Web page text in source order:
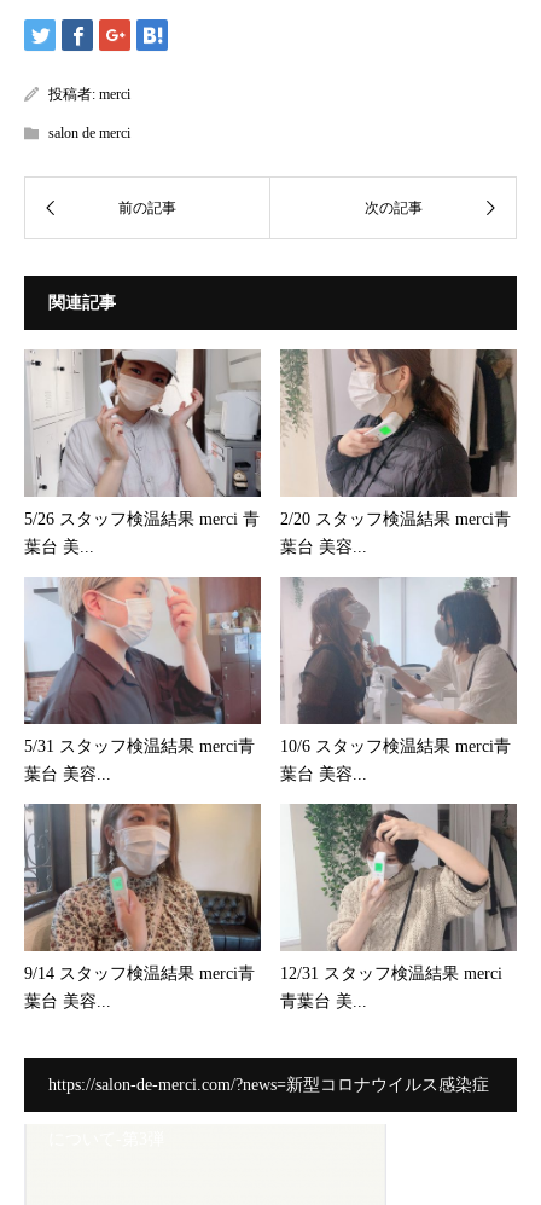
投稿者: merci
salon de merci
関連記事
5/26 スタッフ検温結果 merci 青
葉台 美...
2/20 スタッフ検温結果 merci青
葉台 美容...
5/31 スタッフ検温結果 merci青
葉台 美容...
10/6 スタッフ検温結果 merci青
葉台 美容...
9/14 スタッフ検温結果 merci青
葉台 美容...
12/31 スタッフ検温結果 merci
青葉台 美...
https://salon-de-merci.com/?news=新型コロナウイルス感染症